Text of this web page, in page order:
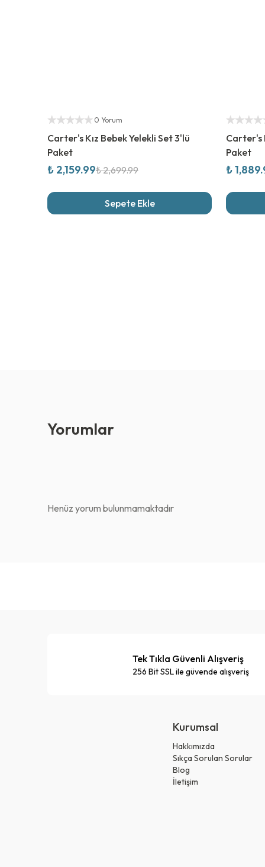
Yetkili Satıcı
0 Yorum
Carter's Kız Bebek Yelekli Set 3'lü
Paket
₺ 2,159.99₺ 2,699.99
Sepete Ekle
Yetkili
Carter's
Paket
₺
Yorumlar
Henüz yorum bulunmamaktadır
Tek Tıkla Güvenli Alışveriş
256 Bit SSL ile güvende alışveriş
Kurumsal
Hakkımızda
Sıkça Sorulan Sorular
Blog
İletişim